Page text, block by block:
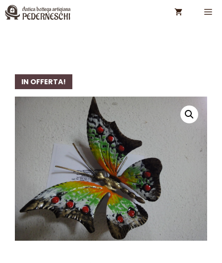
Vai
al
IN OFFERTA!